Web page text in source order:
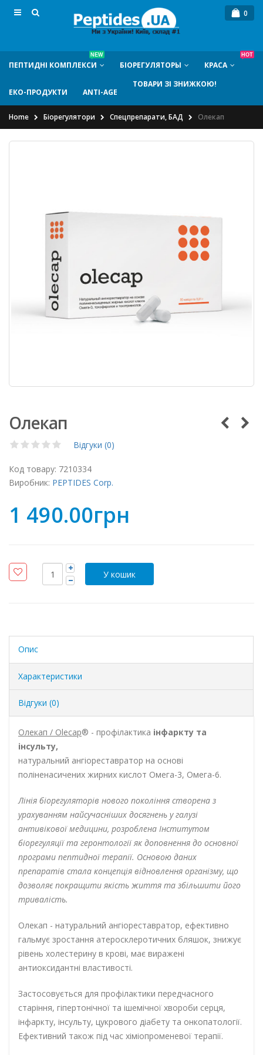
0
ПЕПТИДНI КОМПЛЕКСИ
NEW
БIОРЕГУЛЯТОРЫ КРАСА
ЕКО-ПРОДУКТИ ANTI-AGE
ТОВАРИ ЗІ ЗНИЖКОЮ!
HOT
Home Біорегулятори Спецпрепарати, БАД Олекап
Олекап
Відгуки (0)
Код товару: 7210334
Виробник: PEPTIDES Corp.
1 490.00грн
Опис
Характеристики
Відгуки (0)
Олекап / Olecap® - профілактика інфаркту та
інсульту,
натуральний ангіореставратор на основі
поліненасичених жирних кислот Омега-3, Омега-6.
Лінія біорегуляторів нового покоління створена з
урахуванням найсучасніших досягнень у галузі
антивікової медицини, розроблена Інститутом
біорегуляції та геронтології як доповнення до основної
програми пептидної терапії. Основою даних
препаратів стала концепція відновлення організму, що
дозволяє покращити якість життя та збільшити його
тривалість.
Олекап - натуральний ангіореставратор, ефективно
гальмує зростання атеросклеротичних бляшок, знижує
рівень холестерину в крові, має виражені
антиоксидантні властивості.
Застосовується для профілактики передчасного
старіння, гіпертонічної та ішемічної хвороби серця,
інфаркту, інсульту, цукрового діабету та онкопатології.
Ефективний також під час хіміопроменевої терапії.